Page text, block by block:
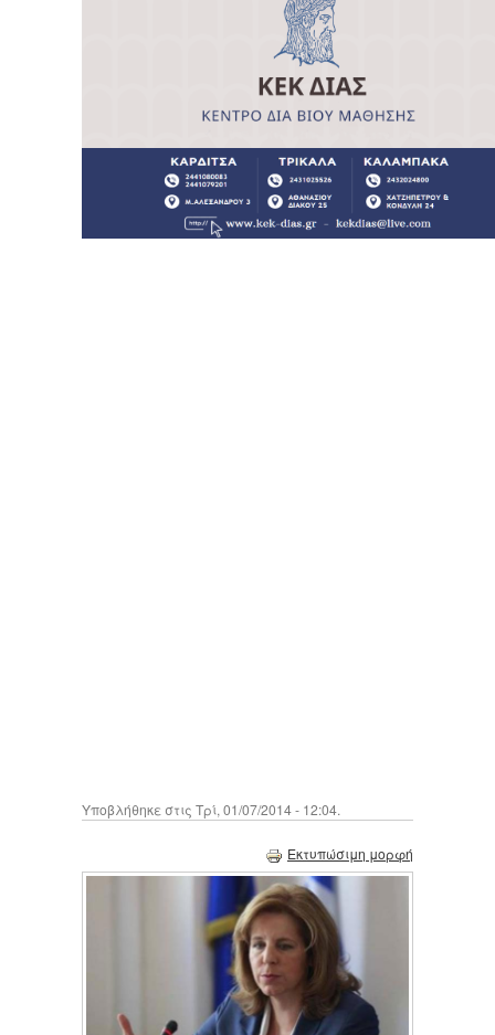
Υποβλήθηκε στις Τρί, 01/07/2014 - 12:04.
Εκτυπώσιμη μορφή